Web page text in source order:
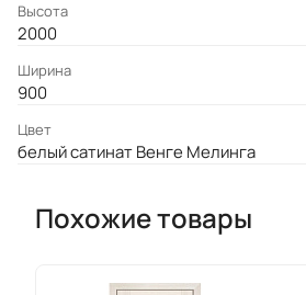
Высота
2000
Ширина
900
Цвет
белый сатинат Венге Мелинга
Похожие товары